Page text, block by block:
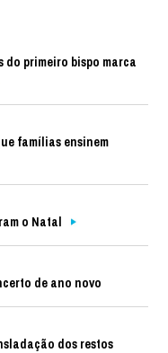
primeiro bispo marca
famílias ensinem
o Natal
de ano novo
dos restos